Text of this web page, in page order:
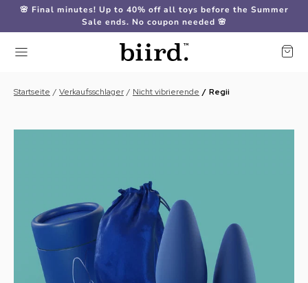
🌸 Final minutes! Up to 40% off all toys before the Summer
Sale ends. No coupon needed 🌸
Startseite Verkaufsschlager Nicht vibrierende Regii